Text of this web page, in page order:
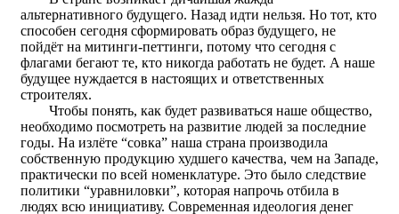
альтернативного будущего. Назад идти нельзя. Но тот, кто
способен сегодня сформировать образ будущего, не
пойдёт на митинги-петтинги, потому что сегодня с
флагами бегают те, кто никогда работать не будет. А наше
будущее нуждается в настоящих и ответственных
строителях.
Чтобы понять, как будет развиваться наше общество,
необходимо посмотреть на развитие людей за последние
годы. На излёте “совка” наша страна производила
собственную продукцию худшего качества, чем на Западе,
практически по всей номенклатуре. Это было следствие
политики “уравниловки”, которая напрочь отбила в
людях всю инициативу. Современная идеология денег